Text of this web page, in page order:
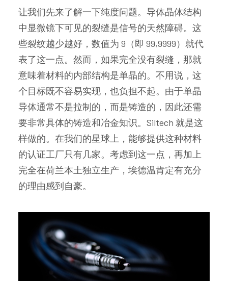
让我们先来了解一下纯度问题。导体晶体结构
中显微镜下可见的裂缝是信号的天然障碍。这
些裂纹越少越好，数值为 9（即 99,9999）就代
表了这一点。然而，如果完全没有裂缝，那就
意味着材料的内部结构是单晶的。不用说，这
个目标既不容易实现，也负担不起。由于单晶
导体通常不是拉制的，而是铸造的，因此还需
要非常具体的铸造和冶金知识。Siltech 就是这
样做的。在我们的星球上，能够提供这种材料
的认证工厂只有几家。考虑到这一点，再加上
完全在荷兰本土独立生产，埃德温肯定有充分
的理由感到自豪。